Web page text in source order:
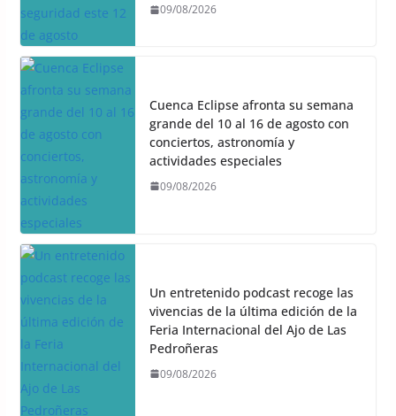
09/08/2026
Cuenca Eclipse afronta su semana
grande del 10 al 16 de agosto con
conciertos, astronomía y
actividades especiales
09/08/2026
Un entretenido podcast recoge las
vivencias de la última edición de la
Feria Internacional del Ajo de Las
Pedroñeras
09/08/2026